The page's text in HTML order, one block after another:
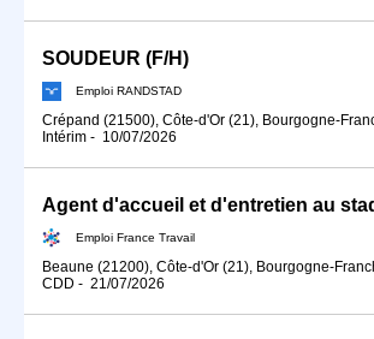
SOUDEUR (F/H)
Emploi RANDSTAD
Crépand (21500), Côte-d'Or (21), Bourgogne-
Intérim - 10/07/2026
Emploi France Travail
Beaune (21200), Côte-d'Or (21), Bourgogne-
CDD - 21/07/2026